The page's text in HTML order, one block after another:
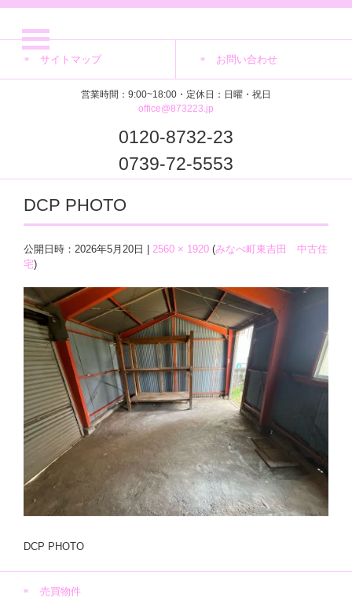
サイトマップ お問い合わせ
営業時間：9:00~18:00・定休日：日曜・祝日
office@873223.jp
0120-8732-23
0739-72-5553
DCP PHOTO
公開日時： 2026年5月20日 2560 × 1920 (みなべ町東吉田 中古住
宅)
DCP PHOTO
売買物件